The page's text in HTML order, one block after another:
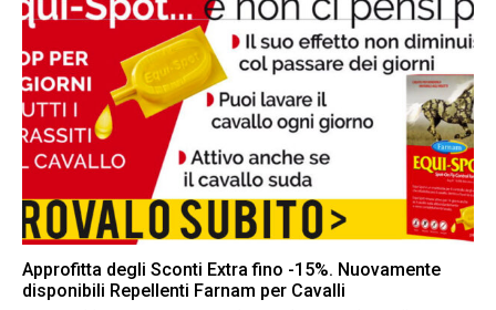
Approfitta degli Sconti Extra fino -15%. Nuovamente
disponibili Repellenti Farnam per Cavalli